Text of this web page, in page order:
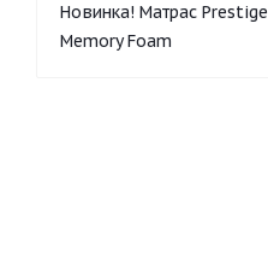
Новинка! Матрас Prestige
Memory Foam